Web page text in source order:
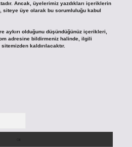
Ancak, üyelerimiz yazdıkları içeriklerin
siteye üye olarak bu sorumluluğu kabul
aykırı olduğunu düşündüğünüz içerikleri,
adresine bildirmeniz halinde, ilgili
kaldırılacaktır.